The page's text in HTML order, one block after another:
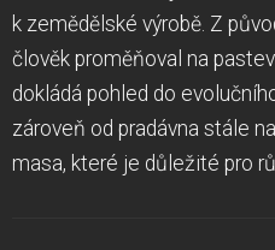
k zemědělské výrobě. Z
člověk proměňoval na
dokládá pohled do
zároveň od pradávna stále
masa, které je důležité pro